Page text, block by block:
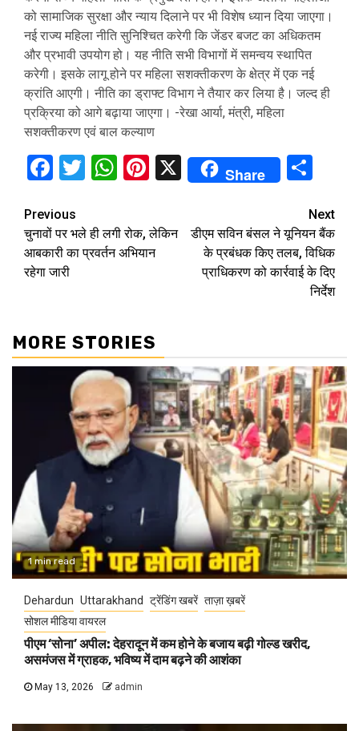
को सामाजिक सुरक्षा और न्याय दिलाने पर भी विशेष ध्यान दिया जाएगा।
नई राज्य महिला नीति सुनिश्चित करेगी कि जेंडर बजट का अधिकतम
और प्रभावी उपयोग हो। यह नीति सभी विभागों में समन्वय स्थापित
करेगी। इसके लागू होने पर महिला सशक्तीकरण के क्षेत्र में एक नई
क्रांति आएगी। नीति का ड्राफ्ट विभाग ने तैयार कर लिया है। जल्द ही
प्रक्रिया को आगे बढ़ाया जाएगा। -रेखा आर्या, मंत्री, महिला
सशक्तीकरण एवं बाल कल्याण
Facebook
Twitter
WhatsApp
Pinterest
X Share
Continue
Reading
Previous
चुनावों पर भले ही लगी रोक, लेकिन
आबकारी का प्रवर्तन अभियान
रहेगा जारी
Next
डीएम सविन बंसल ने यूनियन बैंक
के प्रबंधक किए तलब, विधिक
प्राधिकरण को कार्रवाई के दिए
निर्देश
MORE STORIES
1 min read
Dehardun Uttarakhand ट्रेंडिंग खबरें ताज़ा ख़बरें
सोशल मीडिया वायरल
पीएम ‘सोना’ अपील: देहरादून में कम होने के बजाय बढ़ी गोल्ड खरीद,
असमंजस में ग्राहक, भविष्य में दाम बढ़ने की आशंका
May 13, 2026 admin